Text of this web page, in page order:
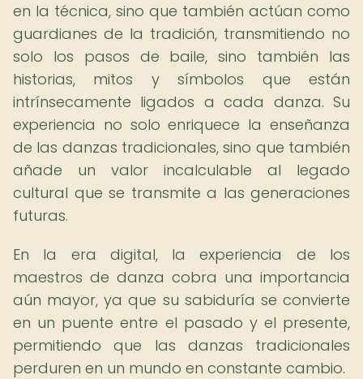
en la técnica, sino que también actúan como
guardianes de la tradición, transmitiendo no
solo los pasos de baile, sino también las
historias, mitos y símbolos que están
intrínsecamente ligados a cada danza. Su
experiencia no solo enriquece la enseñanza
de las danzas tradicionales, sino que también
añade un valor incalculable al legado
cultural que se transmite a las generaciones
futuras.
En la era digital, la experiencia de los
maestros de danza cobra una importancia
aún mayor, ya que su sabiduría se convierte
en un puente entre el pasado y el presente,
permitiendo que las danzas tradicionales
perduren en un mundo en constante cambio.